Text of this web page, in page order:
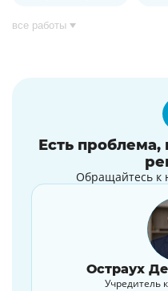
все работы
Есть
Обращайтесь к
Остраух
Учредитель